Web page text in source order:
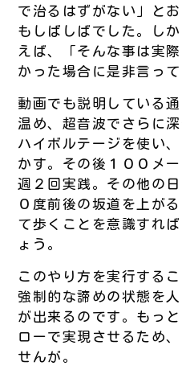
で治るはずがない」と
もしばしばでした。し
えば、「そんな事は実
かった場合に是非言って
動画でも説明している
温め、超音波でさらに
ハイボルテージを使い
かす。その後１００メ
週２回実践。その他の
０度前後の坂道を上が
て歩くことを意識すれ
ょう。
このやり方を実行する
強制的な諦めの状態を
が出来るのです。もっ
ローで実現させるため
せんが。